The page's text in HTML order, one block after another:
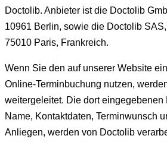
Doctolib. Anbieter ist die Doctolib
10961 Berlin, sowie die Doctolib
75010 Paris, Frankreich.
Wenn Sie den auf unserer Website
Online-Terminbuchung nutzen,
weitergeleitet. Die dort
Name, Kontaktdaten, Terminwunsch
Anliegen, werden von Doctolib